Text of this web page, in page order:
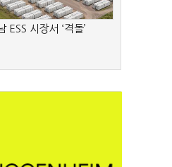
ESS 시장서 ‘격돌’